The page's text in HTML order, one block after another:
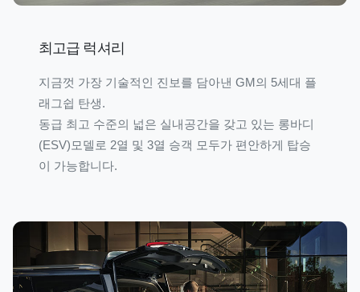
최고급 럭셔리
지금껏 가장 기술적인 진보를 담아낸 GM의 5세대 플
래그쉽 탄생.
동급 최고 수준의 넓은 실내공간을 갖고 있는 롱바디
(ESV)모델로 2열 및 3열 승객 모두가 편안하게 탑승
이 가능합니다.